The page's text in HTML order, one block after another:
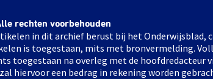
rechten voorbehouden
in dit archief berust bij het Onderwijsblad,
is toegestaan, mits met bronvermelding.
toegestaan na overleg met de hoofdredacteur
hiervoor een bedrag in rekening worden